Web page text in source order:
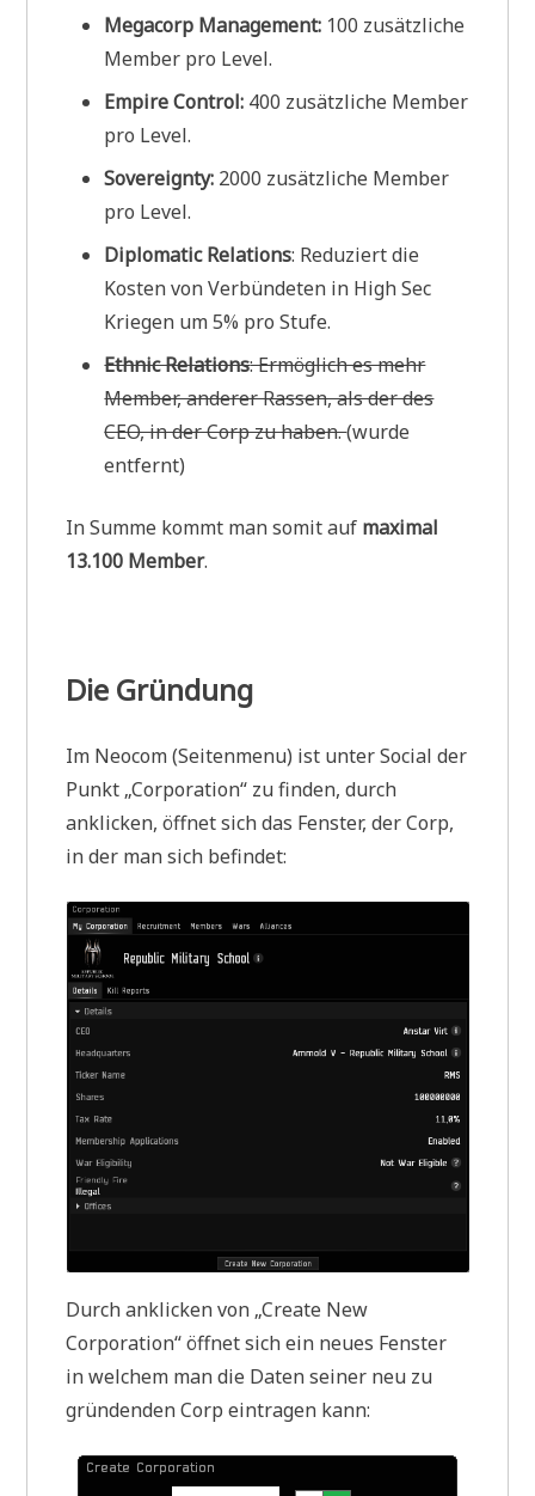
Megacorp Management: 100 zusätzliche
Member pro Level.
Empire Control: 400 zusätzliche Member
pro Level.
Sovereignty: 2000 zusätzliche Member
pro Level.
Diplomatic Relations: Reduziert die
Kosten von Verbündeten in High Sec
Kriegen um 5% pro Stufe.
Ethnic Relations: Ermöglich es mehr
Member, anderer Rassen, als der des
CEO, in der Corp zu haben.(wurde
entfernt)
In Summe kommt man somit auf maximal
13.100 Member.
Die Gründung
Im Neocom (Seitenmenu) ist unter Social der
Punkt „Corporation“ zu finden, durch
anklicken, öffnet sich das Fenster, der Corp,
in der man sich befindet:
Durch anklicken von „Create New
Corporation“ öffnet sich ein neues Fenster
in welchem man die Daten seiner neu zu
gründenden Corp eintragen kann: